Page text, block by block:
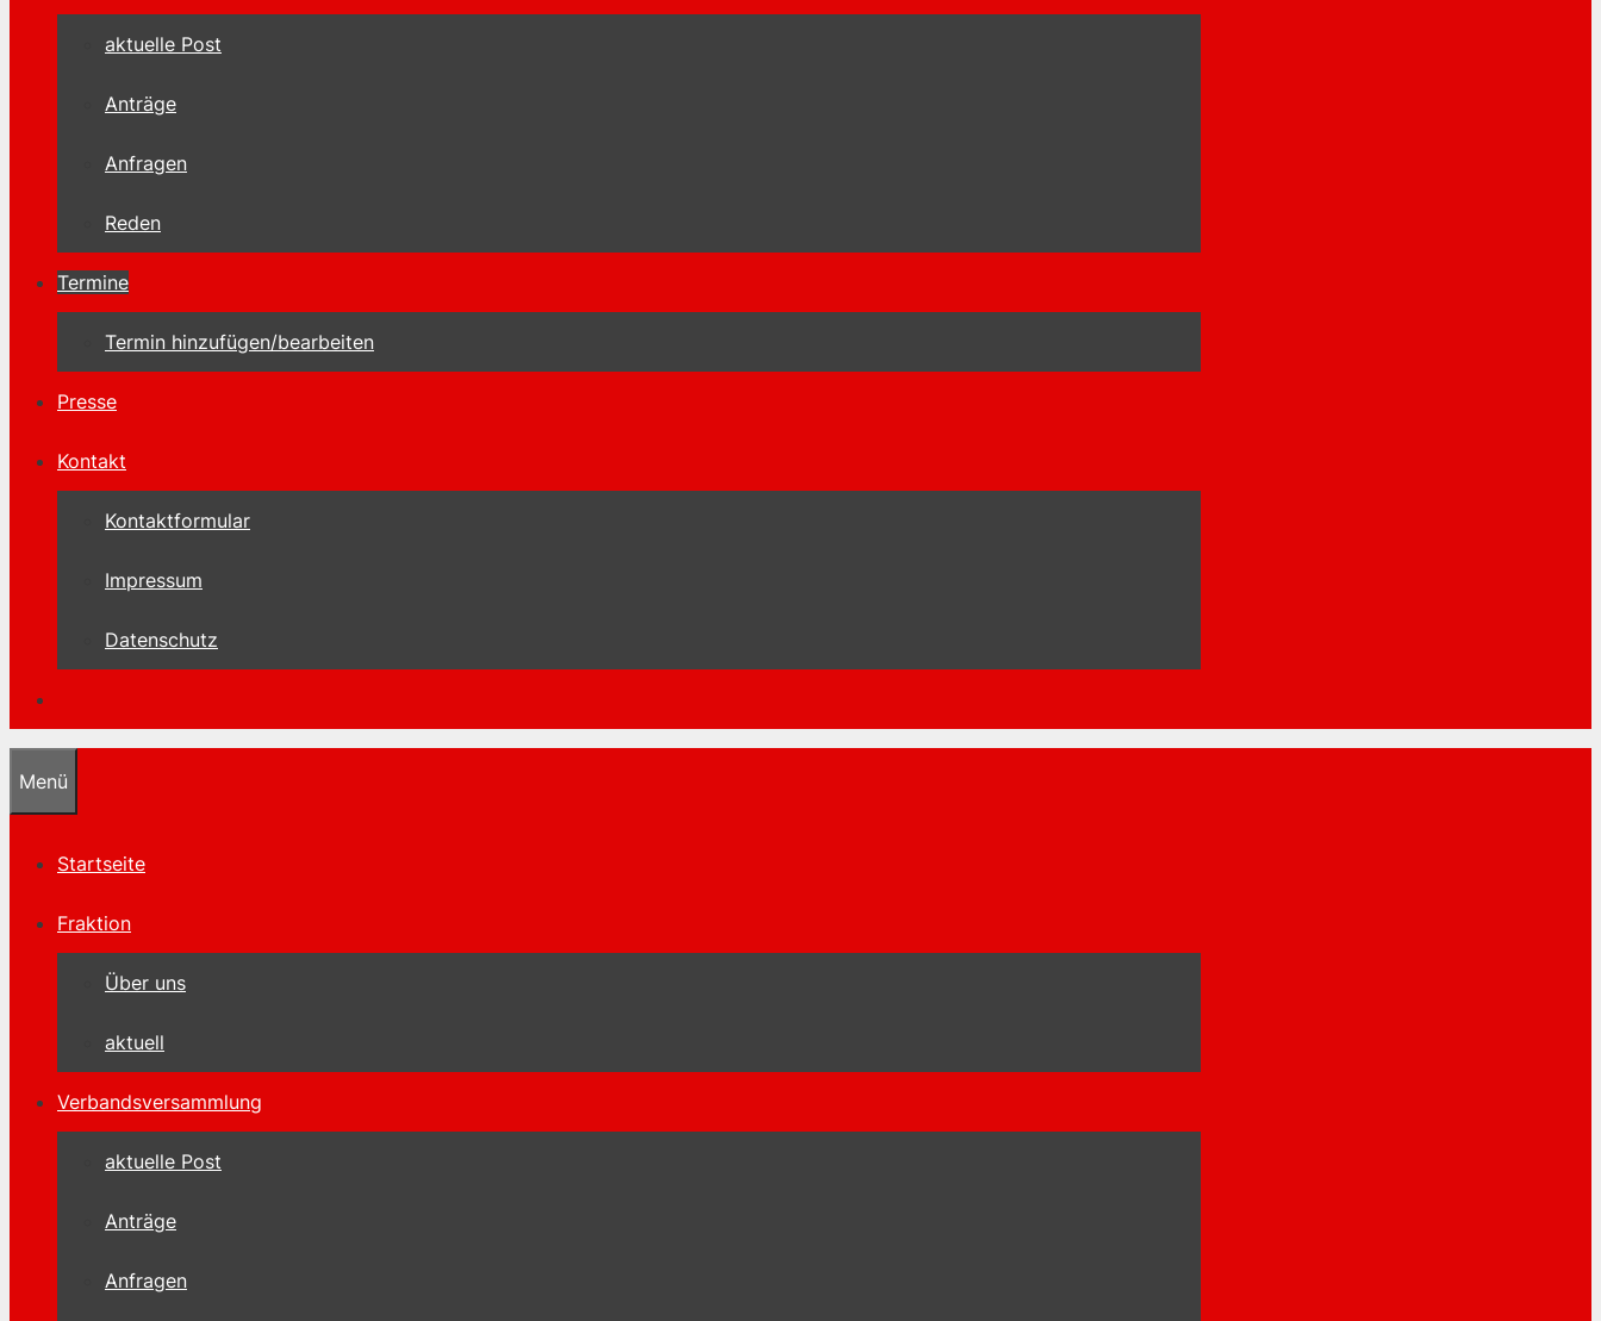
aktuelle Post
Anträge
Anfragen
Reden
Termine
Termin hinzufügen/bearbeiten
Presse
Kontakt
Kontaktformular
Impressum
Datenschutz
Menü
Startseite
Fraktion
Über uns
aktuell
Verbandsversammlung
aktuelle Post
Anträge
Anfragen